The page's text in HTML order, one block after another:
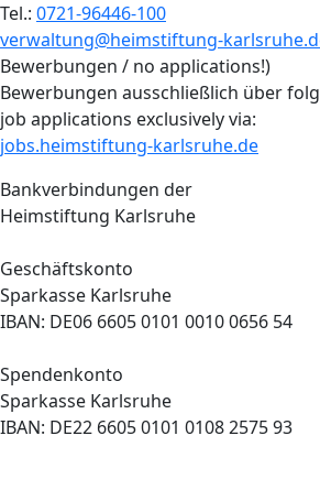
Tel.: 0721-96446-100
verwaltung@heimstiftung-
Bewerbungen / no applications!)
Bewerbungen ausschließlich über
job applications exclusively via:
jobs.heimstiftung-karlsruhe.de
Bankverbindungen der
Heimstiftung Karlsruhe
Geschäftskonto
Sparkasse Karlsruhe
IBAN: DE06 6605 0101 0010 0656 54
Spendenkonto
Sparkasse Karlsruhe
IBAN: DE22 6605 0101 0108 2575 93